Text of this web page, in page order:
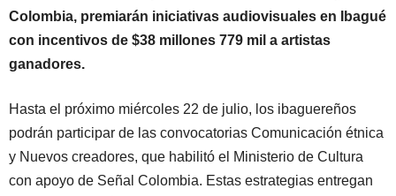
Colombia, premiarán iniciativas audiovisuales en Ibagué
con incentivos de $38 millones 779 mil a artistas
ganadores.
Hasta el próximo miércoles 22 de julio, los ibaguereños
podrán participar de las convocatorias Comunicación étnica
y Nuevos creadores, que habilitó el Ministerio de Cultura
con apoyo de Señal Colombia. Estas estrategias entregan